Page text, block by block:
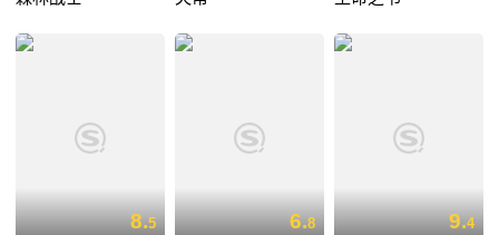
8.5 6.8 9.4